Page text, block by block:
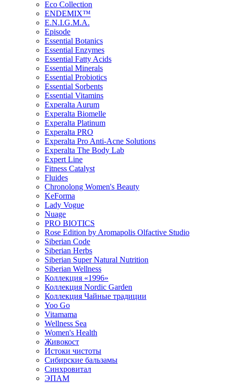
Eco Collection
ENDEMIX™
E.N.I.G.M.A.
Episode
Essential Botanics
Essential Enzymes
Essential Fatty Acids
Essential Minerals
Essential Probiotics
Essential Sorbents
Essential Vitamins
Experalta Aurum
Experalta Biomelle
Experalta Platinum
Experalta PRO
Experalta Pro Anti-Acne Solutions
Experalta The Body Lab
Expert Line
Fitness Catalyst
Fluides
Chronolong Women's Beauty
KeForma
Lady Vogue
Nuage
PRO BIOTICS
Rose Edition by Aromapolis Olfactive Studio
Siberian Code
Siberian Herbs
Siberian Super Natural Nutrition
Siberian Wellness
Коллекция «1996»
Коллекция Nordic Garden
Коллекция Чайные традиции
Yoo Go
Vitamama
Wellness Sea
Women's Health
Живокост
Истоки чистоты
Сибирские бальзамы
Синхровитал
ЭПАМ